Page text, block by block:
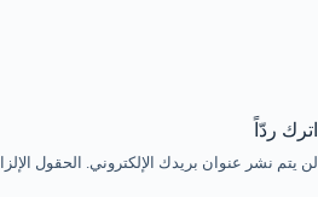
اترك ردّاً
لن يتم نشر عنوان بريدك الإلكتروني. الحقول